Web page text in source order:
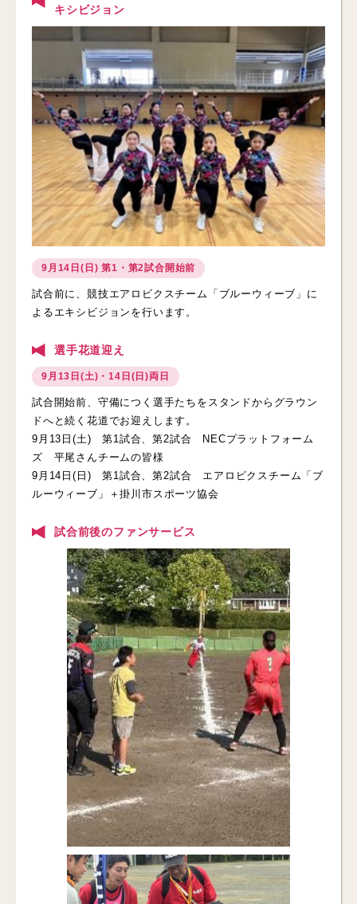
キシビジョン
9月14日(日) 第1・第2試合開始前
試合前に、競技エアロビクスチーム「ブルーウィーブ」に
よるエキシビジョンを行います。
選手花道迎え
9月13日(土)・14日(日)両日
試合開始前、守備につく選手たちをスタンドからグラウン
ドへと続く花道でお迎えします。
9月13日(土) 第1試合、第2試合 NECプラットフォーム
ズ 平尾さんチームの皆様
9月14日(日) 第1試合、第2試合 エアロビクスチーム「ブ
ルーウィーブ」＋掛川市スポーツ協会
試合前後のファンサービス